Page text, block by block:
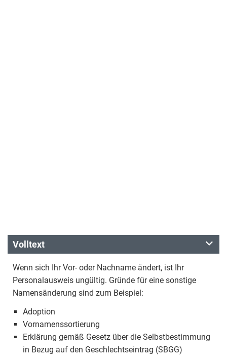
Volltext
Wenn sich Ihr Vor- oder Nachname ändert, ist Ihr
Personalausweis ungültig. Gründe für eine sonstige
Namensänderung sind zum Beispiel:
Adoption
Vornamenssortierung
Erklärung gemäß Gesetz über die Selbstbestimmung
in Bezug auf den Geschlechtseintrag (SBGG)